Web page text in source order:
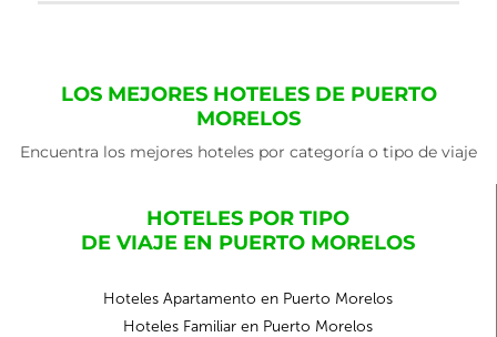
LOS MEJORES HOTELES DE PUERTO
MORELOS
Encuentra los mejores hoteles por categoría o tipo de viaje
HOTELES POR TIPO
DE VIAJE EN PUERTO MORELOS
Hoteles Apartamento en Puerto Morelos
Hoteles Familiar en Puerto Morelos